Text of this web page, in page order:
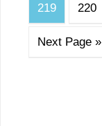
219 220
Next Page »